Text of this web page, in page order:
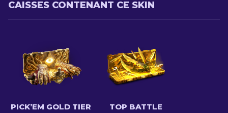
CAISSES CONTENANT CE SKIN
PICK’EM GOLD TIER
TOP BATTLE